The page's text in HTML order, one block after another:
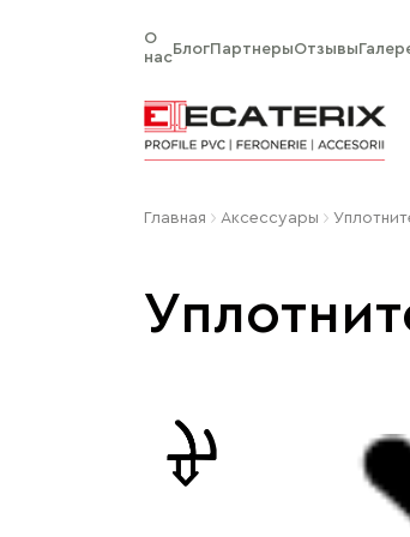
О
нас
БлогПартнерыОтзывы
Главная Aксессуары